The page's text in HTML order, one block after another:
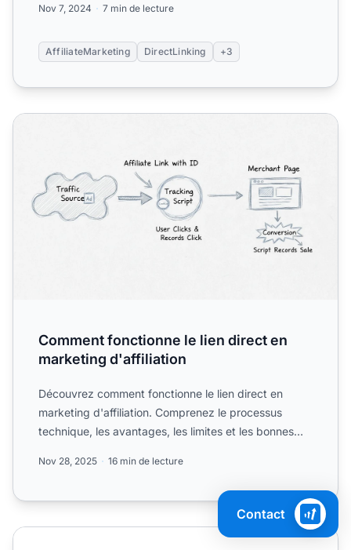
Nov 7, 2024 7 min de lecture
AffiliateMarketing DirectLinking +3
Comment fonctionne le lien direct en marketing
Comment fonctionne le lien direct en
marketing d'affiliation
Découvrez comment fonctionne le lien direct en
marketing d'affiliation. Comprenez le processus
technique, les avantages, les limites et les bonnes
Nov 28, 2025 16 min de lecture
Qu'est-ce que le suivi DirectLink ? Guide complet pour
Contact